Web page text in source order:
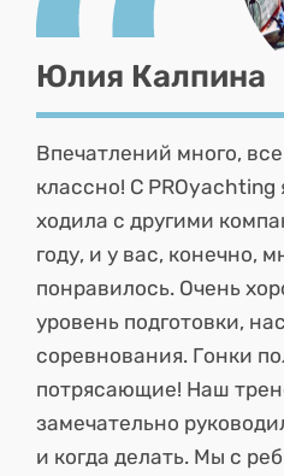
Юлия Калпина
Впечатлений много,
классно! C
ходила с другими
году, и у вас, конечно,
понравилось. Очень
уровень подготовки,
соревнования. Гонки
потрясающие! Наш
замечательно
и когда делать. Мы с